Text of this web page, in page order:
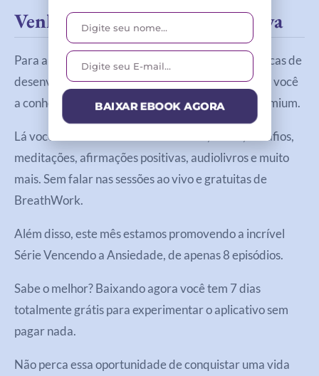
Venha Ser Pura Energia Positiva
Para aprofundar sua prática e explorar mais técnicas de
desenvolvimento pessoal e espiritual, convidamos você
a conhecer o Aplicativo Pura Energia Positiva Premium.
Lá você encontra uma série de cursos, séries, desafios,
meditações, afirmações positivas, audiolivros e muito
mais. Sem falar nas sessões ao vivo e gratuitas de
BreathWork.
Além disso, este mês estamos promovendo a incrível
Série Vencendo a Ansiedade, de apenas 8 episódios.
Sabe o melhor? Baixando agora você tem 7 dias
totalmente grátis para experimentar o aplicativo sem
pagar nada.
Não perca essa oportunidade de conquistar uma vida
BAIXAR EBOOK AGORA